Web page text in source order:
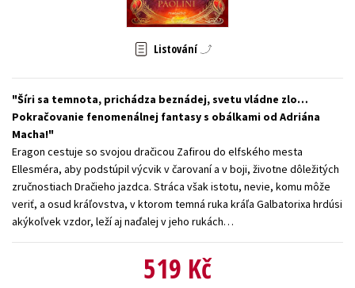
Zahraniční literatura
Všechny tituly
Listování
Šíri sa temnota, prichádza beznádej, svetu vládne zlo…
Pokračovanie fenomenálnej fantasy s obálkami od Adriána
Macha!
Eragon cestuje so svojou dračicou Zafirou do elfského mesta
Ellesméra, aby podstúpil výcvik v čarovaní a v boji, životne dôležitých
zručnostiach Dračieho jazdca. Stráca však istotu, nevie, komu môže
veriť, a osud kráľovstva, v ktorom temná ruka kráľa Galbatorixa hrdúsi
akýkoľvek vzdor, leží aj naďalej v jeho rukách…
519 Kč